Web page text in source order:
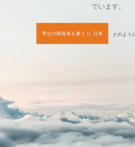
でいます。
専任の開発者を雇う に 日本 どのよう